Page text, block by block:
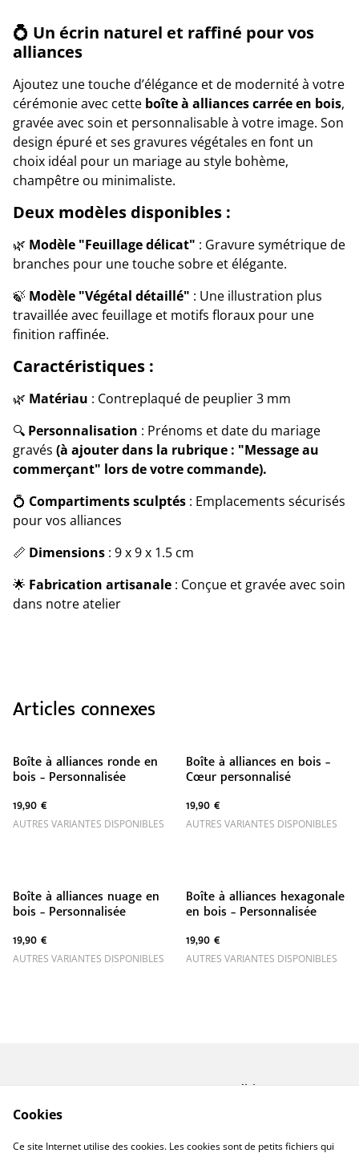
💍 Un écrin naturel et raffiné pour vos
alliances
Ajoutez une touche d’élégance et de modernité à votre
cérémonie avec cette boîte à alliances carrée en bois,
gravée avec soin et personnalisable à votre image. Son
design épuré et ses gravures végétales en font un
choix idéal pour un mariage au style bohème,
champêtre ou minimaliste.
Deux modèles disponibles :
🌿 Modèle "Feuillage délicat" : Gravure symétrique de
branches pour une touche sobre et élégante.
🍃 Modèle "Végétal détaillé" : Une illustration plus
travaillée avec feuillage et motifs floraux pour une
finition raffinée.
Caractéristiques :
🌿 Matériau : Contreplaqué de peuplier 3 mm
🔍 Personnalisation : Prénoms et date du mariage
gravés (à ajouter dans la rubrique : "Message au
commerçant" lors de votre commande).
💍 Compartiments sculptés : Emplacements sécurisés
pour vos alliances
📏 Dimensions : 9 x 9 x 1.5 cm
🌟 Fabrication artisanale : Conçue et gravée avec soin
dans notre atelier
Articles connexes
Boîte à alliances ronde en
bois – Personnalisée
19,90 €
AUTRES VARIANTES DISPONIBLES
Boîte à alliances en bois –
Cœur personnalisé
19,90 €
AUTRES VARIANTES DISPONIBLES
Boîte à alliances nuage en
bois – Personnalisée
19,90 €
AUTRES VARIANTES DISPONIBLES
Boîte à alliances hexagonale
en bois – Personnalisée
19,90 €
AUTRES VARIANTES DISPONIBLES
Contactez-nous Conditions
A propos de Miforge
Cookies
Ce site Internet utilise des cookies. Les cookies sont de petits fichiers qui